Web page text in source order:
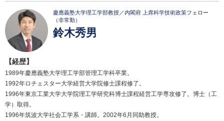
慶應義塾大学理工学部教授／内閣府 上席科学技術政策フェロー
（非常勤）
鈴木秀男
【経歴】
1989年慶應義塾大学理工学部管理工学科卒業。
1992年ロチェスター大学経営大学院修士課程修了。
1996年東京工業大学大学院理工学研究科博士課程経営工学専攻修了。博士（工
学）取得。
1996年筑波大学社会工学系・講師。2002年6月同助教授。